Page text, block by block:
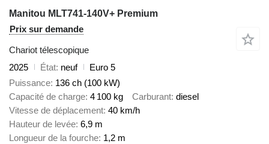
Manitou MLT741-140V+ Premium
Prix sur demande
Chariot télescopique
2025
État neuf
Euro 5
Puissance 136 ch (100 kW)
Capacité de charge 4 100 kg Carburant diesel
Vitesse de déplacement 40 km/h
Hauteur de levée 6,9 m
Longueur de la fourche 1,2 m